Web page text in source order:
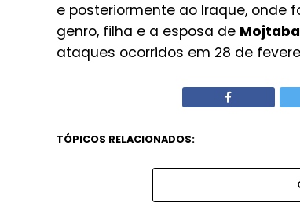
e posteriormente ao Iraque, onde
genro, filha e a esposa de
ataques ocorridos em 28 de
TÓPICOS RELACIONADOS: